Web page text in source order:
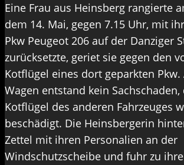
Eine Frau aus Heinsberg rangierte
dem 14. Mai, gegen 7.15 Uhr, mit
Pkw Peugeot 206 auf der Danziger
zurücksetzte, geriet sie gegen den
Kotflügel eines dort geparkten Pkw.
Wagen entstand kein
Kotflügel des anderen Fahrzeuges
beschädigt. Die Heinsbergerin
Zettel mit ihren Personalien an der
Windschutzscheibe und fuhr zu